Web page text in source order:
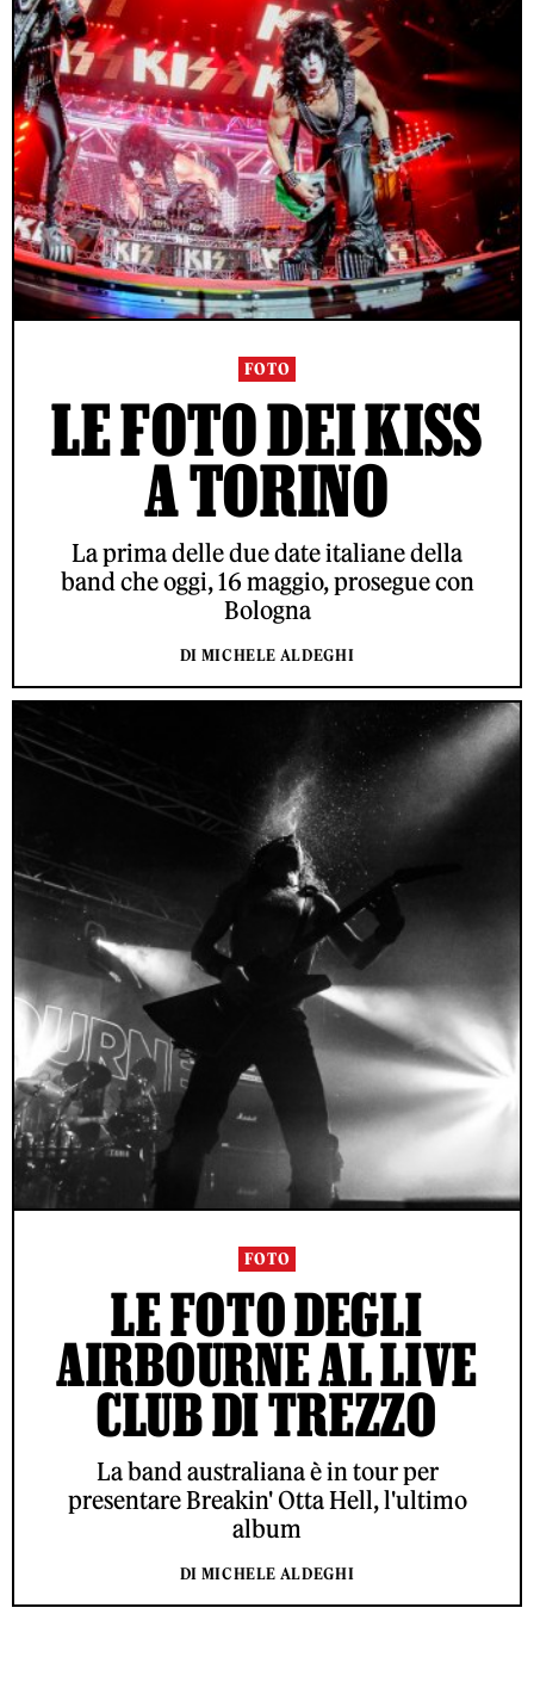
FOTO
LE FOTO DEI KISS
A TORINO
La prima delle due date italiane della
band che oggi, 16 maggio, prosegue con
Bologna
DI MICHELE ALDEGHI
FOTO
LE FOTO DEGLI
AIRBOURNE AL LIVE
CLUB DI TREZZO
La band australiana è in tour per
presentare Breakin' Otta Hell, l'ultimo
album
DI MICHELE ALDEGHI